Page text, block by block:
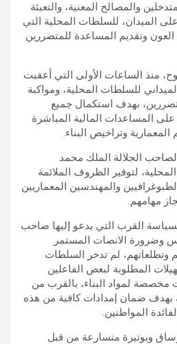
والمصالح المعنية، والتعبئة
على الميدان، للسلطات المحلية التي
وتقديم المساعدة للمتضررين
منذ الساعات الأولى التي أعقبت
للسلطات المحلية، ومواكبة
بهدف استكمال جميع
على المساعدات المالية المباشرة
المعمارية وتراخيص البناء.
لصاحب الجلالة الملك محمد
لتوفير الظروف الملائمة
والمهندسين المعماريين
مهامهم.
القرب التي يدعو إليها صاحب
وضرورة الانصات المستمر
وتطلعاتهم، لم تدخر السلطات
المطلوبة لبعض الفاعلين
مخصصة لمواد البناء، بالقرب من
بهدف ضمان إمدادات كافية من هذه
المواطنين.
وبوتيرة متسارعة من قبل